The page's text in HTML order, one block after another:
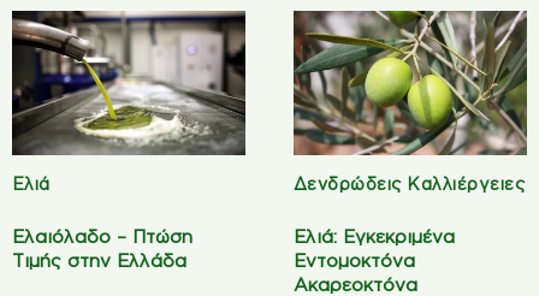
Ελιά
Ελαιόλαδο – Πτώση
Τιμής στην Ελλάδα
Δενδρώδεις Καλλιέργειες
Ελιά: Εγκεκριμένα
Εντομοκτόνα
Ακαρεοκτόνα